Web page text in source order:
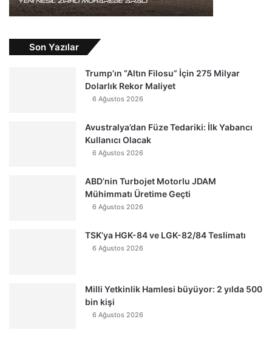
Son Yazılar
Trump’ın “Altın Filosu” İçin 275 Milyar
Dolarlık Rekor Maliyet
6 Ağustos 2026
Avustralya’dan Füze Tedariki: İlk Yabancı
Kullanıcı Olacak
6 Ağustos 2026
ABD’nin Turbojet Motorlu JDAM
Mühimmatı Üretime Geçti
6 Ağustos 2026
TSK’ya HGK-84 ve LGK-82/84 Teslimatı
6 Ağustos 2026
Milli Yetkinlik Hamlesi büyüyor: 2 yılda 500
bin kişi
6 Ağustos 2026